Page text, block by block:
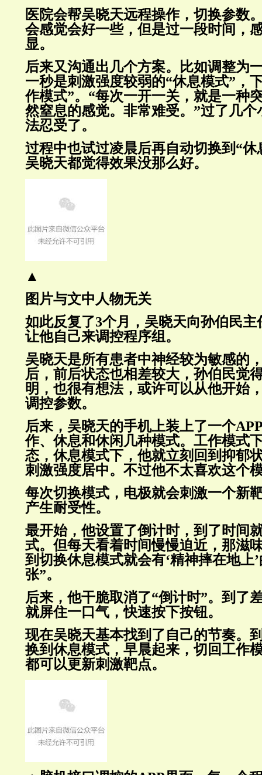
医院会帮吴晓天远程操作，切换参数
会感觉会好一些，但是过一段时间，
显。
后来又沟通出几个方案。比如调整为
一秒是刺激强度较弱的“休息模式”，
作模式”。“每次一开一关，就是一种
然窒息的感觉。非常难受。”过了几
法忍受了。
过程中也试过凌晨后再自动切换到“休
吴晓天都觉得效果没那么好。
▲
图片与文中人物无关
如此反复了3个月，吴晓天向孙伯民
让他自己来调控程序组。
吴晓天是所有患者中神经较为敏感的
后，前后状态也相差较大，孙伯民觉
明，也很有想法，或许可以从他开始
调控参数。
后来，吴晓天的手机上装上了一个
作、休息和休闲几种模式。工作模式
态，休息模式下，他就立刻回到抑郁
刺激强度居中。不过他不太喜欢这个
每次切换模式，电极就会刺激一个新
产生耐受性。
最开始，他设置了倒计时，到了时间
式。但每天看着时间慢慢迫近，那滋
到切换休息模式就会有‘精神摔在地上
张”。
后来，他干脆取消了“倒计时”。到了
就屏住一口气，快速按下按钮。
现在吴晓天基本找到了自己的节奏。
换到休息模式，早晨起来，切回工作
都可以更新刺激靶点。